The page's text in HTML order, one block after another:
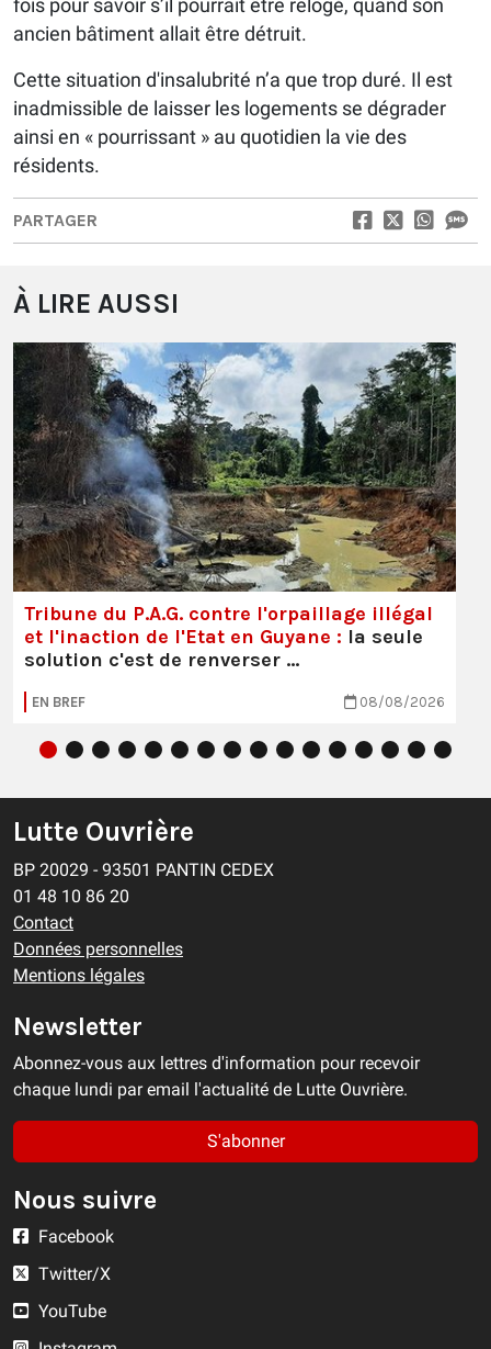
fois pour savoir s’il pourrait être relogé, quand son
ancien bâtiment allait être détruit.
Cette situation d'insalubrité n’a que trop duré. Il est
inadmissible de laisser les logements se dégrader
ainsi en « pourrissant » au quotidien la vie des
résidents.
PARTAGER
À LIRE AUSSI
Tribune du P.A.G. contre l'orpaillage illégal
et l'inaction de l'Etat en Guyane : la seule
solution c'est de renverser …
EN BREF 08/08/2026
Lutte Ouvrière
BP 20029 - 93501 PANTIN CEDEX
01 48 10 86 20
Contact
Données personnelles
Mentions légales
Newsletter
Abonnez-vous aux lettres d'information pour recevoir
chaque lundi par email l'actualité de Lutte Ouvrière.
S'abonner
Nous suivre
Facebook
Twitter/X
YouTube